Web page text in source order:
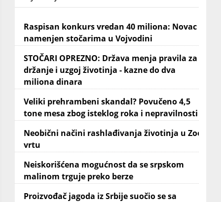
Raspisan konkurs vredan 40 miliona: Novac
namenjen stočarima u Vojvodini
STOČARI OPREZNO: Država menja pravila za
držanje i uzgoj životinja - kazne do dva
miliona dinara
Veliki prehrambeni skandal? Povučeno 4,5
tone mesa zbog isteklog roka i nepravilnosti
Neobični načini rashlađivanja životinja u Zoo
vrtu
Neiskorišćena mogućnost da se srpskom
malinom trguje preko berze
Proizvođač jagoda iz Srbije suočio se sa